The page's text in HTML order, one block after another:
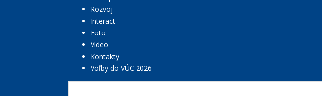
Rozvoj
Interact
Foto
Video
Kontakty
Voľby do VÚC 2026